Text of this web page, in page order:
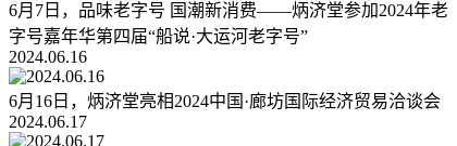
6月7日，品味老字号 国潮新消费——炳济堂参加2024年老
字号嘉年华第四届“船说·大运河老字号”
2024.06.16
6月16日，炳济堂亮相2024中国·廊坊国际经济贸易洽谈会
2024.06.17